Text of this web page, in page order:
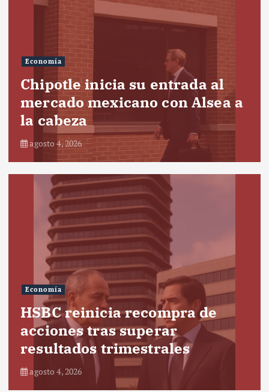
Economía
Chipotle inicia su entrada al
mercado mexicano con Alsea a
la cabeza
agosto 4, 2026
Economía
HSBC reinicia recompra de
acciones tras superar
resultados trimestrales
agosto 4, 2026